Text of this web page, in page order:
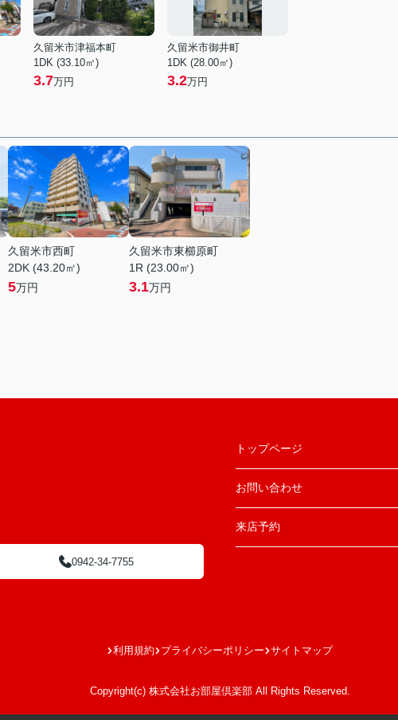
久留米市津福本町
1DK (33.10㎡)
3.7万円
久留米市御井町
1DK (28.00㎡)
3.2万円
久留米市西町
2DK (43.20㎡)
5万円
久留米市東櫛原町
1R (23.00㎡)
3.1万円
0942-34-7755
トップページ
お問い合わせ
来店予約
利用規約 プライバシーポリシー サイトマップ
Copyright(c) 株式会社お部屋倶楽部 All Rights Reserved.